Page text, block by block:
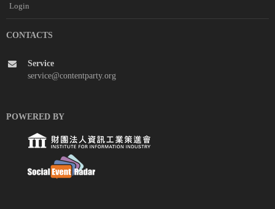
Login
CONTACTS
Service
service@contentparty.org
POWERED BY